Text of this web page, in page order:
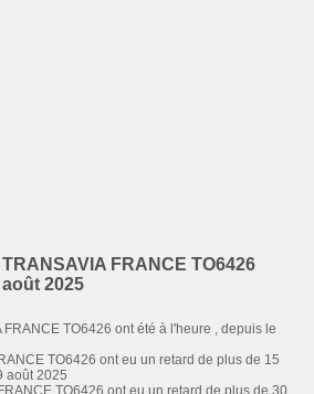
FRANCE TO6426
2025
TO6426 ont été à l'heure , depuis le
TO6426 ont eu un retard de plus de 15
août 2025
TO6426 ont eu un retard de plus de 30